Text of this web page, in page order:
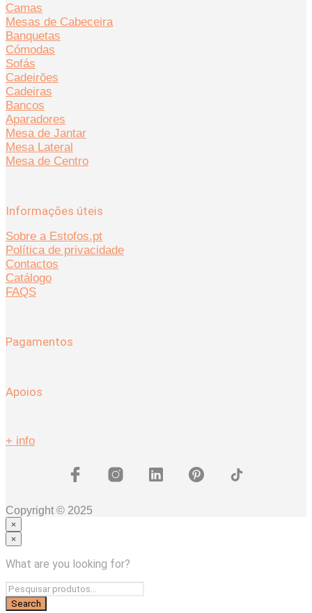
Camas
Mesas de Cabeceira
Banquetas
Cómodas
Sofás
Cadeirões
Cadeiras
Bancos
Aparadores
Mesa de Jantar
Mesa Lateral
Mesa de Centro
Informações úteis
Sobre a Estofos.pt
Política de privacidade
Contactos
Catálogo
FAQS
Pagamentos
Apoios
+ info
Copyright © 2025
×
Coleção HERA
Quarto
×
What are you looking for?